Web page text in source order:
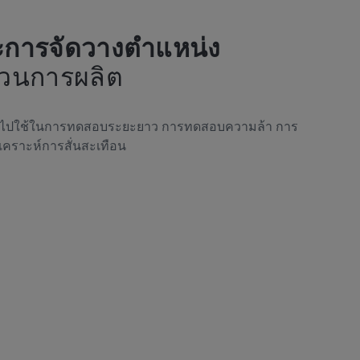
ารจัดวางตำแหน่ง
นการผลิต
ใช้ในการทดสอบระยะยาว การทดสอบความล้า การ
ราะห์การสั่นสะเทือน